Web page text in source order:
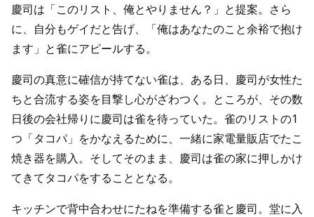
慶司は「このリスト、俺とやりません？」と提案。さら
に、自分もゲイだと告げ、「俺はあなたのこと余裕で抱け
ます」と雀にアピールする。
慶司の真意に確信が持てない雀は、ある日、慶司が女性た
ちと合流する姿を目撃し心がざわつく。ところが、その数
日後の会社帰りに慶司は雀を待っていた。雀のリストの1
つ「タコパ」をかなえるために、一緒に家電量販店でたこ
焼き器を購入。そしてそのまま、慶司は雀の家に押しかけ
てきてタコパをすることとなる。
キッチンで背中合わせにたねを準備する雀と慶司。堂に入